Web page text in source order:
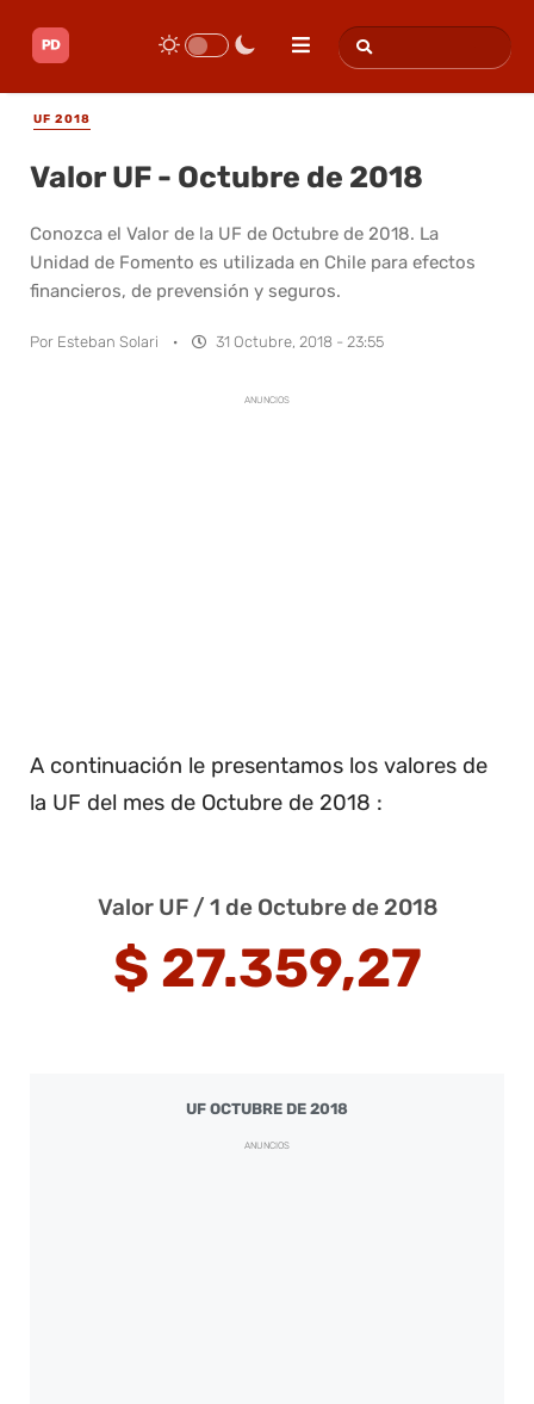
UF 2018
Valor UF - Octubre de 2018
Conozca el Valor de la UF de Octubre de 2018. La
Unidad de Fomento es utilizada en Chile para efectos
financieros, de prevensión y seguros.
Por Esteban Solari · 31 Octubre, 2018 - 23:55
ANUNCIOS
A continuación le presentamos los valores de
la UF del mes de Octubre de 2018 :
Valor UF / 1 de Octubre de 2018
$ 27.359,27
UF OCTUBRE DE 2018
ANUNCIOS